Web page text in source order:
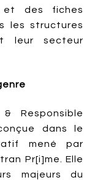
et des fiches
les structures
leur secteur
Responsible
dans le
mené par
Pr[i]me. Elle
majeurs du